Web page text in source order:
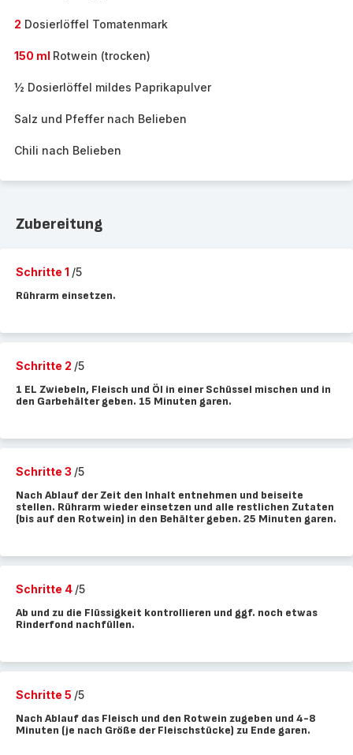
2 Dosierlöffel Tomatenmark
150 ml Rotwein (trocken)
½ Dosierlöffel mildes Paprikapulver
Salz und Pfeffer nach Belieben
Chili nach Belieben
Zubereitung
Schritte 1 /5
Rührarm einsetzen.
Schritte 2 /5
1 EL Zwiebeln, Fleisch und Öl in einer Schüssel mischen und in
den Garbehälter geben. 15 Minuten garen.
Schritte 3 /5
Nach Ablauf der Zeit den Inhalt entnehmen und beiseite
stellen. Rührarm wieder einsetzen und alle restlichen Zutaten
(bis auf den Rotwein) in den Behälter geben. 25 Minuten garen.
Schritte 4 /5
Ab und zu die Flüssigkeit kontrollieren und ggf. noch etwas
Rinderfond nachfüllen.
Schritte 5 /5
Nach Ablauf das Fleisch und den Rotwein zugeben und 4-8
Minuten (je nach Größe der Fleischstücke) zu Ende garen.